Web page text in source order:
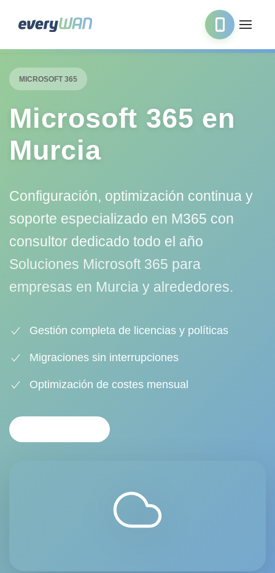
MICROSOFT 365
Microsoft 365 en
Murcia
Configuración, optimización continua y
soporte especializado en M365 con
consultor dedicado todo el año
Soluciones Microsoft 365 para
empresas en Murcia y alrededores.
Gestión completa de licencias y políticas
Migraciones sin interrupciones
Optimización de costes mensual